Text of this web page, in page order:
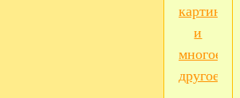
картинки
и
многое
другое